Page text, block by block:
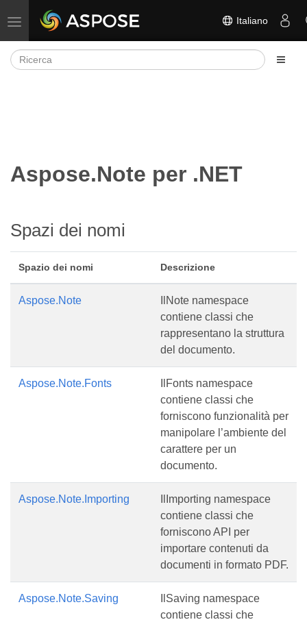
Attiva/disattiva la navigazione Italiano
Aspose.Note per .NET
Spazi dei nomi
Spazio dei nomi Descrizione
Aspose.Note
IlNote namespace
contiene classi che
rappresentano la struttura
del documento.
Aspose.Note.Fonts
IlFonts namespace
contiene classi che
forniscono funzionalità per
manipolare l’ambiente del
carattere per un
documento.
Aspose.Note.Importing
IlImporting namespace
contiene classi che
forniscono API per
importare contenuti da
documenti in formato PDF.
Aspose.Note.Saving
IlSaving namespace
contiene classi che